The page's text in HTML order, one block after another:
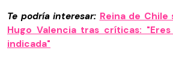
Te podría interesar: Reina de
Hugo Valencia tras críticas:
indicada"